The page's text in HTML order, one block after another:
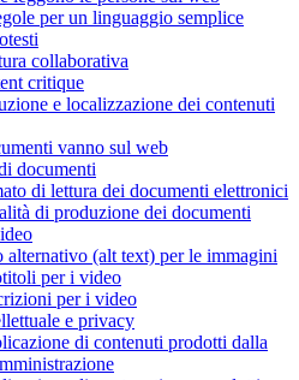
per un linguaggio semplice
collaborativa
critique
e localizzazione dei contenuti
vanno sul web
documenti
di lettura dei documenti elettronici
di produzione dei documenti
alternativo (alt text) per le immagini
per i video
per i video
e privacy
di contenuti prodotti dalla